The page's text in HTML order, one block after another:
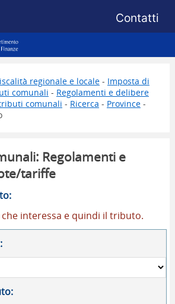
Menu di
Contatti
Finanze
regionale e locale- Imposta di
comunali - Regolamenti e delibere
comunali - Ricerca - Province-
Regolamenti e
tariffe
interessa e quindi il tributo.